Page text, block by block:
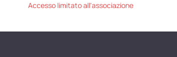
Accesso limitato all'associazione